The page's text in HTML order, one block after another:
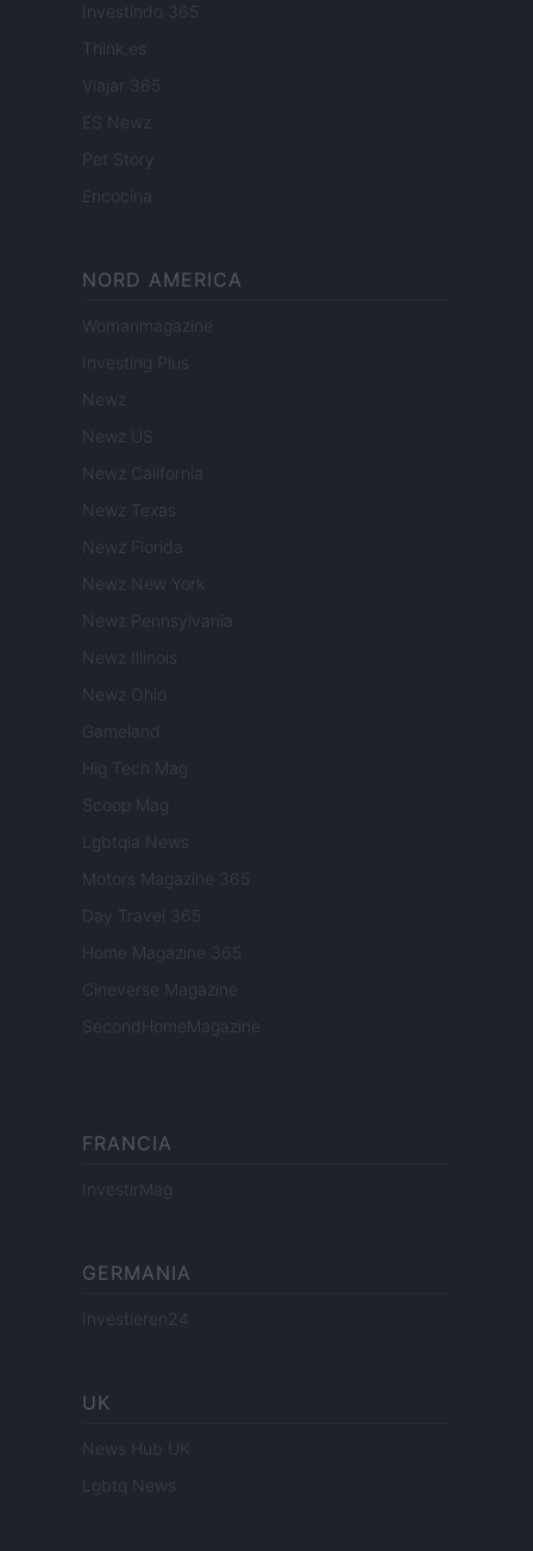
Investindo 365
Think.es
Viajar 365
ES Newz
Pet Story
Encocina
NORD AMERICA
Womanmagazine
Investing Plus
Newz
Newz US
Newz California
Newz Texas
Newz Florida
Newz New York
Newz Pennsylvania
Newz Illinois
Newz Ohio
Gameland
Hig Tech Mag
Scoop Mag
Lgbtqia News
Motors Magazine 365
Day Travel 365
Home Magazine 365
Cineverse Magazine
SecondHomeMagazine
FRANCIA
InvestirMag
GERMANIA
Investieren24
UK
News Hub UK
Lgbtq News